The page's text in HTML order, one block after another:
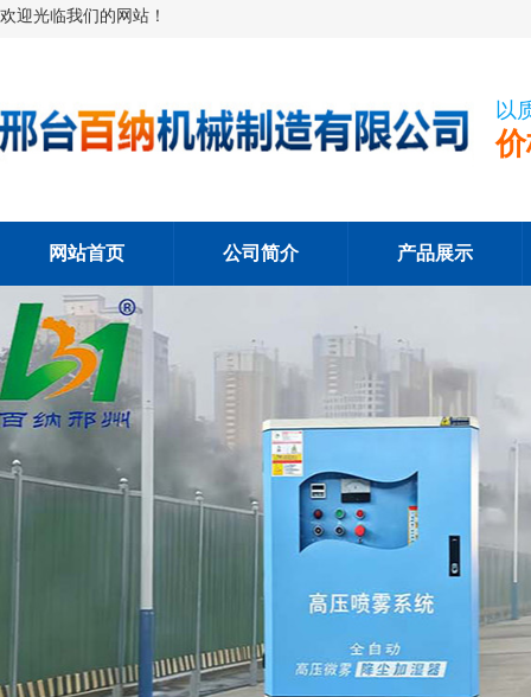
欢迎光临我们的网站！
以
网站首页 公司简介 产品展示